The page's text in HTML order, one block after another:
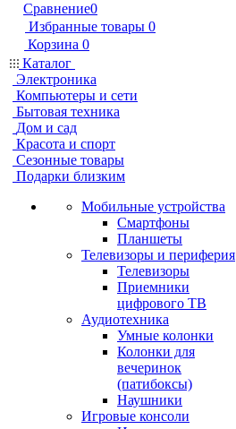
Сравнение0
Избранные товары 0
Корзина 0
Каталог
Электроника
Компьютеры и сети
Бытовая техника
Дом и сад
Красота и спорт
Сезонные товары
Подарки близким
Мобильные устройства
Смартфоны
Планшеты
Телевизоры и периферия
Телевизоры
Приемники
цифрового ТВ
Аудиотехника
Умные колонки
Колонки для
вечеринок
(патибоксы)
Наушники
Игровые консоли